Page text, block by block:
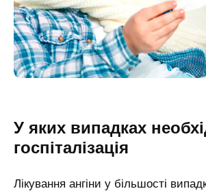
У яких випадках
госпіталізація
Лікування ангіни у більшості